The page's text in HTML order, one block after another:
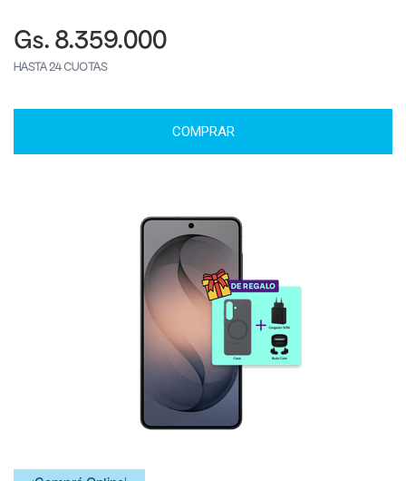
Gs. 8.359.000
HASTA 24 CUOTAS
COMPRAR